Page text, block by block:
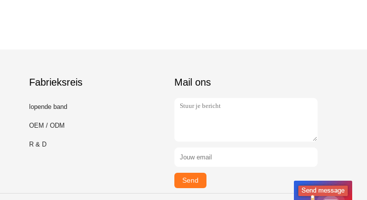
Fabrieksreis
lopende band
OEM / ODM
R & D
Mail ons
Send